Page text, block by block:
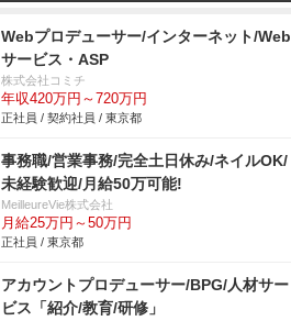
Webプロデューサー/インターネット/Web
サービス・ASP
株式会社コミチ
年収420万円～720万円
正社員 / 契約社員 / 東京都
事務職/営業事務/完全土日休み/ネイルOK/
未経験歓迎/月給50万可能!
MeilleureVie株式会社
月給25万円～50万円
正社員 / 東京都
アカウントプロデューサー/BPG/人材サー
ビス「紹介/教育/研修」